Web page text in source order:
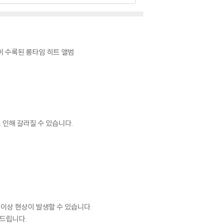
수록된 롱타임 히트 앨범
해 갈라질 수 있습니다.
상 현상이 발생할 수 있습니다.
립니다.